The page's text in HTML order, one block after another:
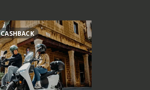
CASHBACK